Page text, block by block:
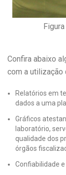
Confira abaixo
com a utilização
Relatórios em
dados a uma
Gráficos
laboratório,
qualidade dos
órgãos
Confiabilidade